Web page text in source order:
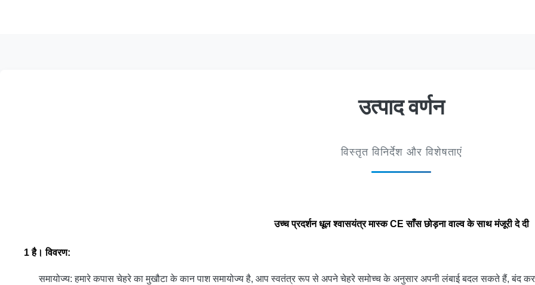
उत्पाद वर्णन
विस्तृत विनिर्देश और विशेषताएं
उच्च प्रदर्शन धूल श्वासयंत्र मास्क CE साँस छोड़ना वाल्व के साथ मंजूरी दे दी
1 है। विवरण:
समायोज्य: हमारे कपास चेहरे का मुखौटा के कान पाश समायोज्य है, आप स्वतंत्र रूप से अपने चेहरे समोच्च के अनुसार अपनी लंबाई बदल सकते हैं, बंद